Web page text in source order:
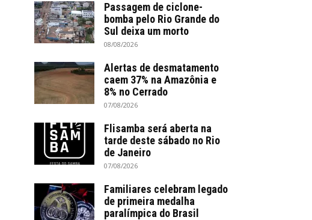
Passagem de ciclone-
bomba pelo Rio Grande do
Sul deixa um morto
08/08/2026
Alertas de desmatamento
caem 37% na Amazônia e
8% no Cerrado
07/08/2026
Flisamba será aberta na
tarde deste sábado no Rio
de Janeiro
07/08/2026
Familiares celebram legado
de primeira medalha
paralímpica do Brasil